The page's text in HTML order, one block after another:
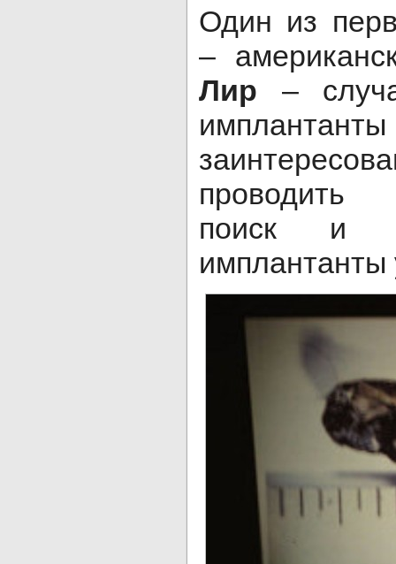
Один из
–
Лир –
проводить
поиск и